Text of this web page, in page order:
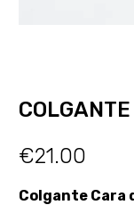
€21.00
Colgante Cara